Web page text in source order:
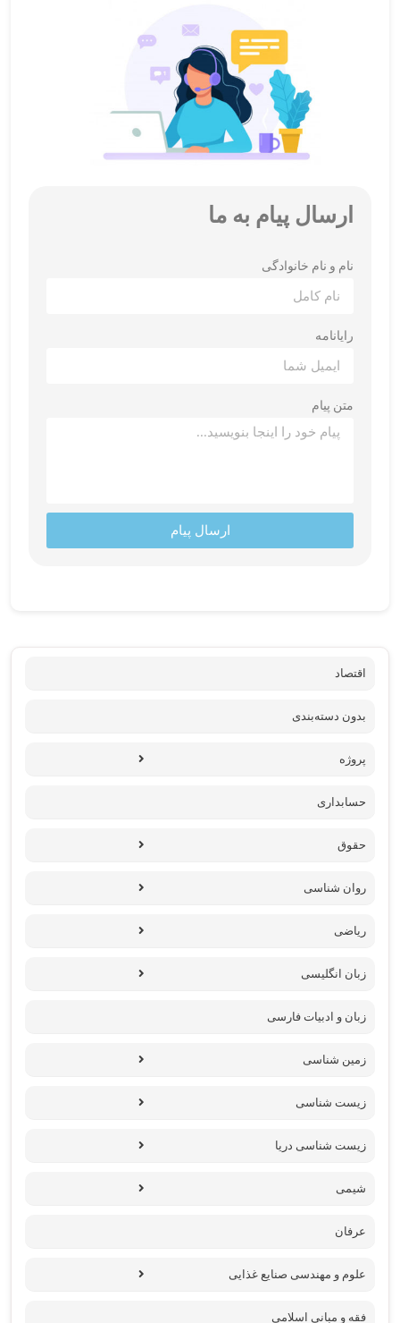
ارسال پیام به ما
نام و نام خانوادگی
رایانامه
متن پیام
ارسال پیام
اقتصاد
بدون دسته‌بندی
پروژه‌
حسابداری
حقوق
روان شناسی
ریاضی
زبان انگلیسی
زبان و ادبیات فارسی
زمین شناسی
زیست شناسی
زیست شناسی دریا
شیمی
عرفان
علوم و مهندسی صنایع غذایی
فقه و مبانی اسلامی